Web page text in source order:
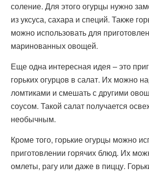
соление. Для этого огурцы нужно
из уксуса, сахара и специй. Также
можно использовать для
маринованных овощей.
Еще одна интересная идея – это
горьких огурцов в салат. Их можно
ломтиками и смешать с другими
соусом. Такой салат получается
необычным.
Кроме того, горькие огурцы можно
приготовлении горячих блюд. Их
омлеты, рагу или даже в пиццу.